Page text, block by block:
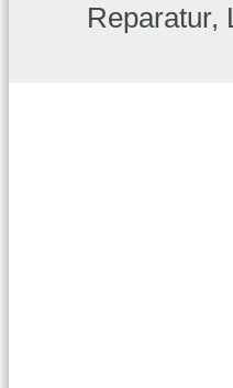
Reparatur,